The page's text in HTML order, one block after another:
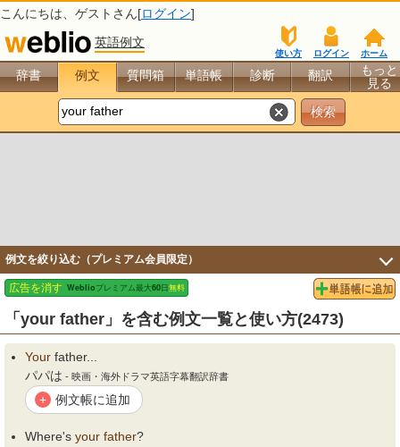
こんにちは、 ゲスト さん[ログイン]
英語例文
ホーム
ログイン
使い方
辞書 例文 質問箱 単語帳 診断 翻訳
もっと
見る
例文を絞り込む（プレミアム会員限定）
「your father」を含む例文一覧と使い方(2473)
Your father...
パパは - 映画・海外ドラマ英語字幕翻訳辞書
+ 例文帳に追加
Where's your father?